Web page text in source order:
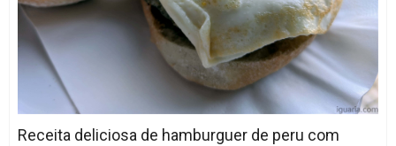
Receita deliciosa de hamburguer de peru com